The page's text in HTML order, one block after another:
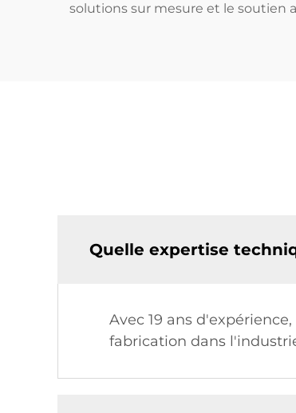
solutions sur mesure et le soutien
Quelle expertise
Avec 19 ans
fabrication dans